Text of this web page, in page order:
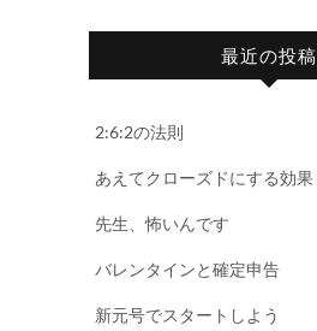
最近の投稿
2:6:2の法則
あえてクローズドにする効果
先生、怖いんです
バレンタインと確定申告
新元号でスタートしよう